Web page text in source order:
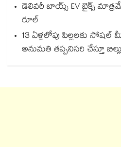
డెలివరీ బాయ్స్ EV బైక్స్
రూల్
13 ఏళ్లలోపు పిల్లలకు
అనుమతి తప్పనిసరి చేస్తూ బిల్లు